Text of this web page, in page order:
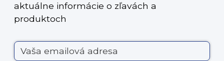
aktuálne informácie o zľavách a
produktoch